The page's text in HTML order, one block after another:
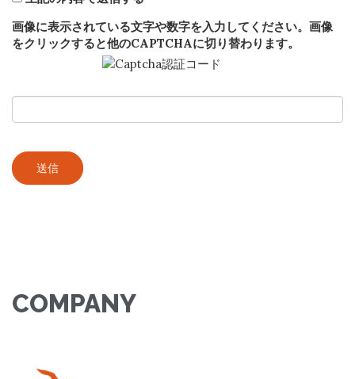
画像に表示されている文字や数字を入力してください。画像
をクリックすると他のCAPTCHAに切り替わります。
送信
COMPANY